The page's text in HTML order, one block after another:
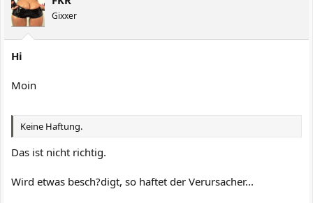
Gixxer
Hi
Moin
Keine Haftung.
Das ist nicht richtig.
Wird etwas besch?digt, so haftet der Verursacher...